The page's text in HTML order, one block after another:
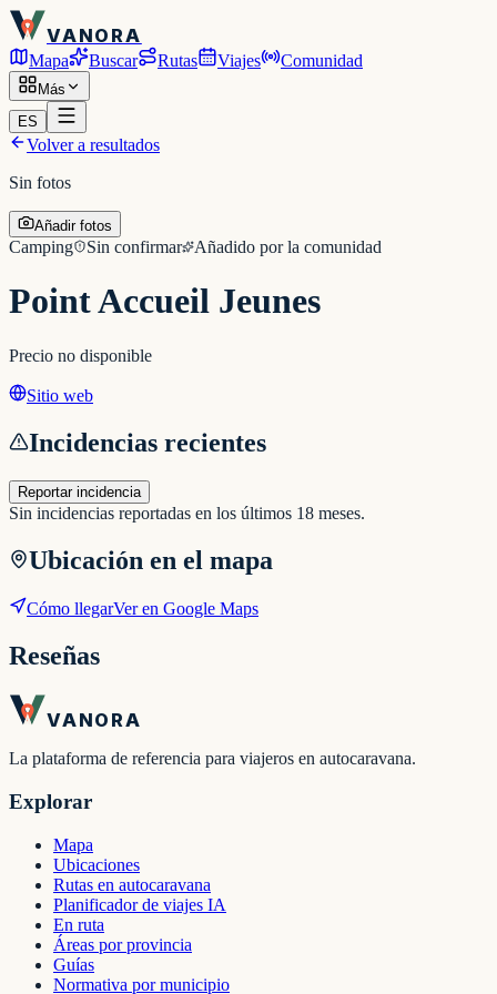
VANORA
Mapa Buscar Rutas Viajes Comunidad
Más
ES
Volver a resultados
Sin fotos
Añadir fotos
Camping Sin confirmar Añadido por la comunidad
Point Accueil Jeunes
Precio no disponible
Sitio web
Incidencias recientes
Reportar incidencia
Sin incidencias reportadas en los últimos 18 meses.
Ubicación en el mapa
Cómo llegarVer en Google Maps
Reseñas
VANORA
La plataforma de referencia para viajeros en autocaravana.
Explorar
Mapa
Ubicaciones
Rutas en autocaravana
Planificador de viajes IA
En ruta
Áreas por provincia
Guías
Normativa por municipio